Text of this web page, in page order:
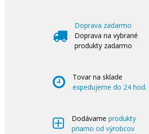
Doprava zadarmo
Doprava na vybrané
produkty zadarmo
Tovar na sklade
expedujeme do 24 hod.
Dodávame produkty
priamo od výrobcov